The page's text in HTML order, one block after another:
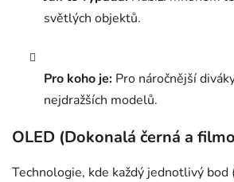
světlých objektů.
Pro koho je: Pro náročnější
nejdražších modelů.
OLED (Dokonalá černá a
Technologie, kde každý jednotlivý